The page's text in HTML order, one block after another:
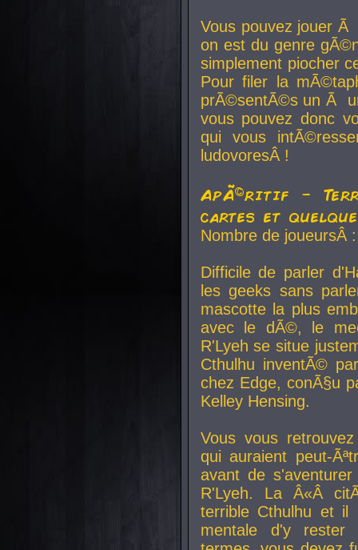
Vous pouvez jouer
on est du genre
simplement piocher
Pour filer la
prÃ©sentÃ©s un Ã
vous pouvez donc
qui vous
ludovoresÂ !
ApÃ©ritif -
cartes et
Nombre de
Difficile de parler
les geeks sans
mascotte la plus
avec le dÃ©, le
R'Lyeh se situe
Cthulhu inventÃ©
chez Edge, conÃ§u
Kelley Hensing.
Vous vous
qui auraient peut-
avant de
R'Lyeh. La Â«Â
terrible Cthulhu et
mentale d'y rester